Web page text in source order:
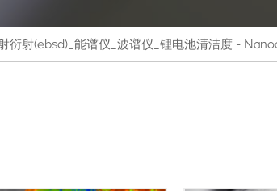
衍射(ebsd)_能谱仪_波谱仪_锂电池清洁度 -